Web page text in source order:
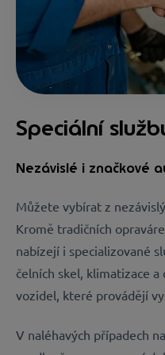
Speciální
Nezávislé i značkové
Můžete vybírat z
Kromě tradičních
nabízejí i specializované
čelních skel, klimatizace
vozidel, které provádějí
V naléhavých případech